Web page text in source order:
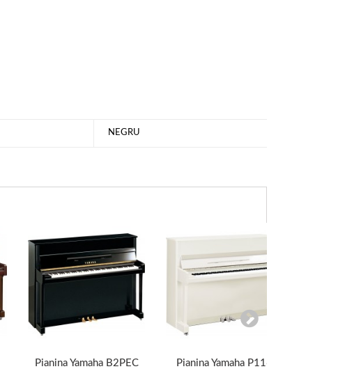
NEGRU
Pianina Yamaha B2PEC
Pianina Yamaha P116